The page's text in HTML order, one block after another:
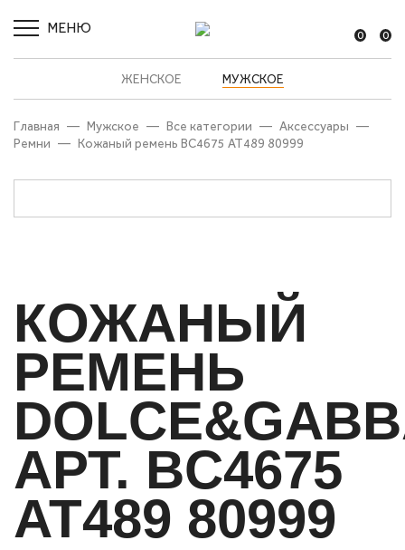
МЕНЮ 0 0
ЖЕНСКОЕ МУЖСКОЕ
Главная — Мужское — Все категории — Аксессуары —
Ремни — Кожаный ремень BC4675 AT489 80999
КОЖАНЫЙ
РЕМЕНЬ
АРТ. BC4675
AT489 80999